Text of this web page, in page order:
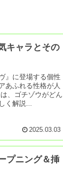
キャラとその
』に登場する個性
あふれる性格が人
、ゴチゾウがどん
く解説...
2025.03.03
プニング＆挿